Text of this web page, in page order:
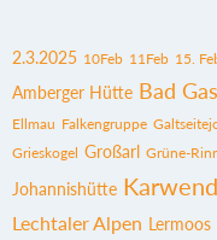
2.3.2025 10Feb 11Feb 15.
Amberger Hütte Bad
Ellmau Falkengruppe
Grieskogel Großarl Grüne-
Johannishütte
Lechtaler Alpen Lermoos